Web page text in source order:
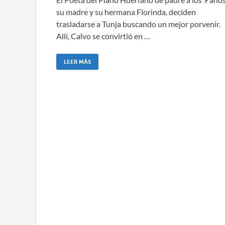
su madre y su hermana Florinda, deciden
trasladarse a Tunja buscando un mejor porvenir.
Allí, Calvo se convirtió en …
LEER MÁS